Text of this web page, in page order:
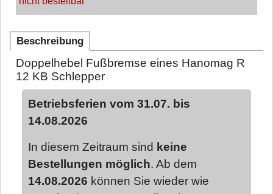
Beschreibung
Doppelhebel Fußbremse eines Hanomag R
12 KB Schlepper
Betriebsferien vom 31.07. bis
14.08.2026
In diesem Zeitraum sind keine
Bestellungen möglich. Ab dem
14.08.2026 können Sie wieder wie